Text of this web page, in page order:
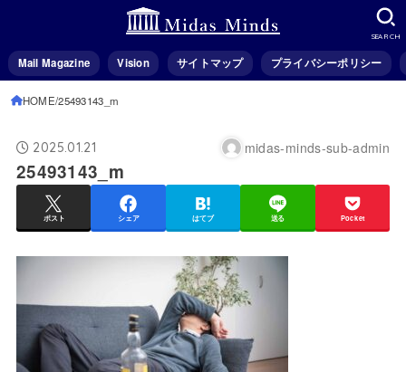
Mail Magazine Vision サイトマップ プライバシーポリシー
SEARCH
HOME 25493143_m
2025.01.21 midas-minds-sub-admin
25493143_m
ポスト シェア はてブ 送る Pocket